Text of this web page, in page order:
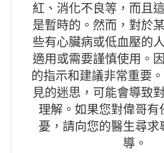
紅、消化不良等，而且
是暫時的。然而，對於
些有心臟病或低血壓的
適用或需要謹慎使用。
的指示和建議非常重要
見的迷思，可能會導致
理解。如果您對偉哥有
憂，請向您的醫生尋求
導。